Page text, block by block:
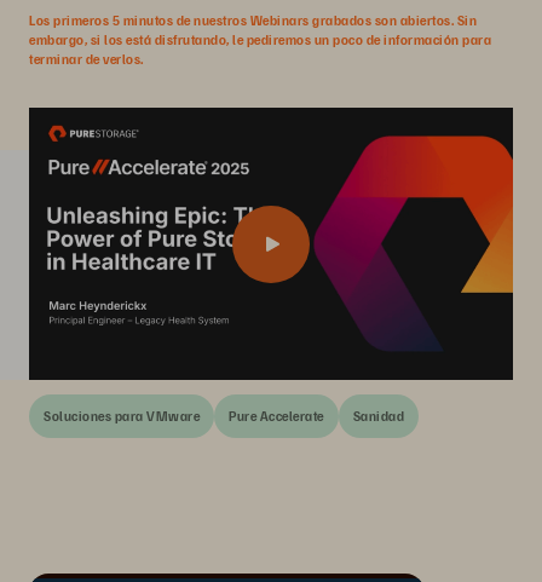
Los primeros 5 minutos de nuestros Webinars grabados son abiertos. Sin
embargo, si los está disfrutando, le pediremos un poco de información para
terminar de verlos.
Soluciones para VMware Pure Accelerate Sanidad